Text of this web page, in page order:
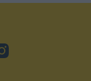
Instagram